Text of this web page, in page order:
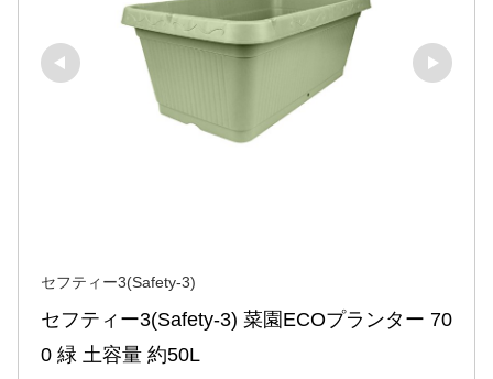
セフティー3(Safety-3)
セフティー3(Safety-3) 菜園ECOプランター 70
0 緑 土容量 約50L